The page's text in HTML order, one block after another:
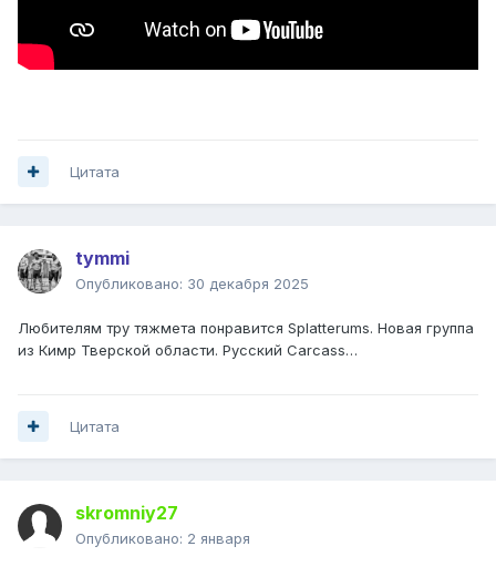
Цитата
tymmi
Опубликовано: 30 декабря 2025
Любителям тру тяжмета понравится Splatterums. Новая группа
из Кимр Тверской области. Русский Carcass…
Цитата
skromniy27
Опубликовано: 2 января